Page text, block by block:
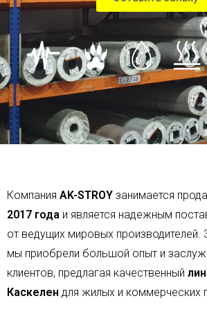
Компания AK-STROY занимается
2017 года и является надежным
от ведущих мировых производителей.
мы приобрели большой опыт и
клиентов, предлагая качественный
Каскелен для жилых и коммерческих